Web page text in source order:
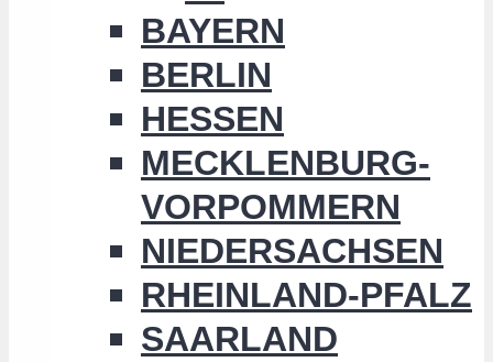
BAYERN
BERLIN
HESSEN
MECKLENBURG-
VORPOMMERN
NIEDERSACHSEN
RHEINLAND-PFALZ
SAARLAND